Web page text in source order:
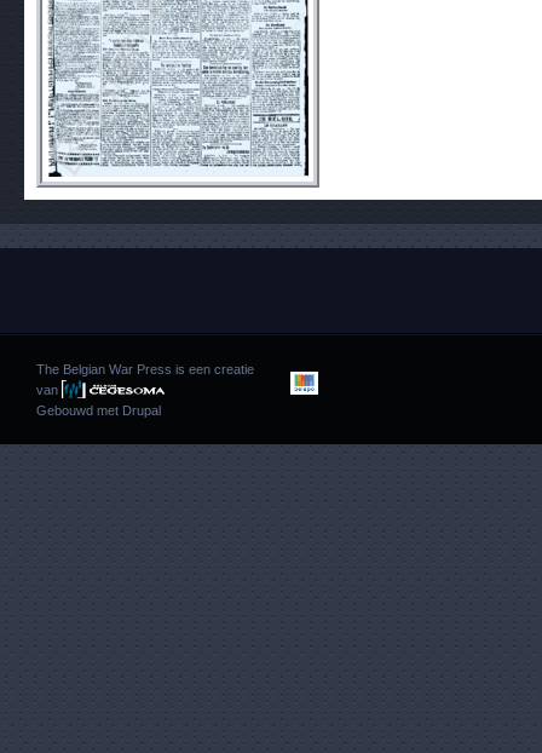
The Belgian War Press is een creatie
van
Gebouwd met Drupal